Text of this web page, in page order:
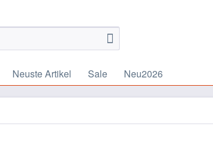
Neuste Artikel Sale Neu2026